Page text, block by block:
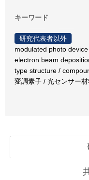
キーワード
研究代表者以外
modulated photo
electron beam
type structure /
変調素子 / 光センサー